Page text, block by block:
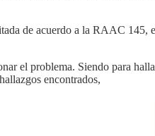
de acuerdo a la RAAC 145,
el problema. Siendo para
encontrados,